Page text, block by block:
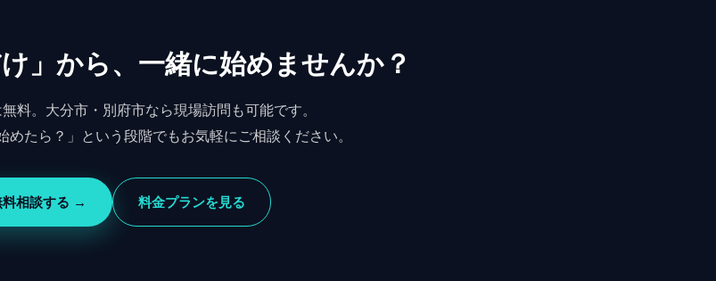
」から、 一緒に始めませんか？
料。大分市・別府市なら現場訪問も可能です。
めたら？」という段階でもお気軽にご相談ください。
料相談する → 料金プランを見る